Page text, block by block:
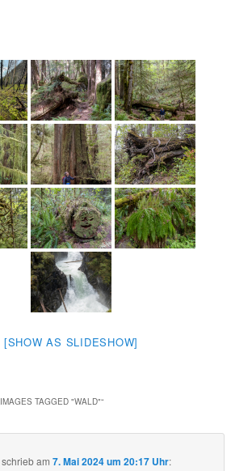
[SHOW AS SLIDESHOW]
IMAGES TAGGED "WALD"“
schriebam7. Mai 2024 um 20:17 Uhr: